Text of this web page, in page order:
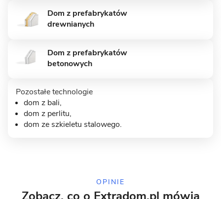
9 zdjęć
Dom z prefabrykatów
drewnianych
Dom z prefabrykatów
betonowych
Pozostałe technologie
dom z bali,
dom z perlitu,
dom ze szkieletu stalowego.
OPINIE